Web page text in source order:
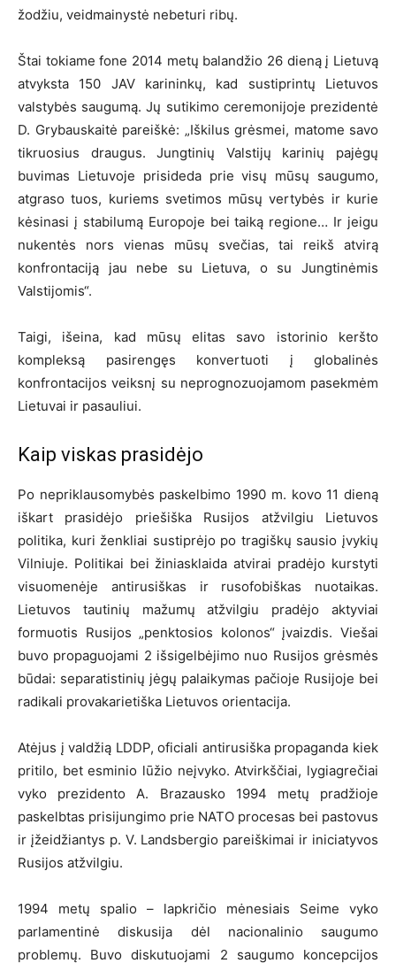
žodžiu, veidmainystė nebeturi ribų.
Štai tokiame fone 2014 metų balandžio 26 dieną į Lietuvą
atvyksta 150 JAV karininkų, kad sustiprintų Lietuvos
valstybės saugumą. Jų sutikimo ceremonijoje prezidentė
D. Grybauskaitė pareiškė: „Iškilus grėsmei, matome savo
tikruosius draugus. Jungtinių Valstijų karinių pajėgų
buvimas Lietuvoje prisideda prie visų mūsų saugumo,
atgraso tuos, kuriems svetimos mūsų vertybės ir kurie
kėsinasi į stabilumą Europoje bei taiką regione… Ir jeigu
nukentės nors vienas mūsų svečias, tai reikš atvirą
konfrontaciją jau nebe su Lietuva, o su Jungtinėmis
Valstijomis“.
Taigi, išeina, kad mūsų elitas savo istorinio keršto
kompleksą pasirengęs konvertuoti į globalinės
konfrontacijos veiksnį su neprognozuojamom pasekmėm
Lietuvai ir pasauliui.
Kaip viskas prasidėjo
Po nepriklausomybės paskelbimo 1990 m. kovo 11 dieną
iškart prasidėjo priešiška Rusijos atžvilgiu Lietuvos
politika, kuri ženkliai sustiprėjo po tragiškų sausio įvykių
Vilniuje. Politikai bei žiniasklaida atvirai pradėjo kurstyti
visuomenėje antirusiškas ir rusofobiškas nuotaikas.
Lietuvos tautinių mažumų atžvilgiu pradėjo aktyviai
formuotis Rusijos „penktosios kolonos“ įvaizdis. Viešai
buvo propaguojami 2 išsigelbėjimo nuo Rusijos grėsmės
būdai: separatistinių jėgų palaikymas pačioje Rusijoje bei
radikali provakarietiška Lietuvos orientacija.
Atėjus į valdžią LDDP, oficiali antirusiška propaganda kiek
pritilo, bet esminio lūžio neįvyko. Atvirkščiai, lygiagrečiai
vyko prezidento A. Brazausko 1994 metų pradžioje
paskelbtas prisijungimo prie NATO procesas bei pastovus
ir įžeidžiantys p. V. Landsbergio pareiškimai ir iniciatyvos
Rusijos atžvilgiu.
1994 metų spalio – lapkričio mėnesiais Seime vyko
parlamentinė diskusija dėl nacionalinio saugumo
problemų. Buvo diskutuojami 2 saugumo koncepcijos